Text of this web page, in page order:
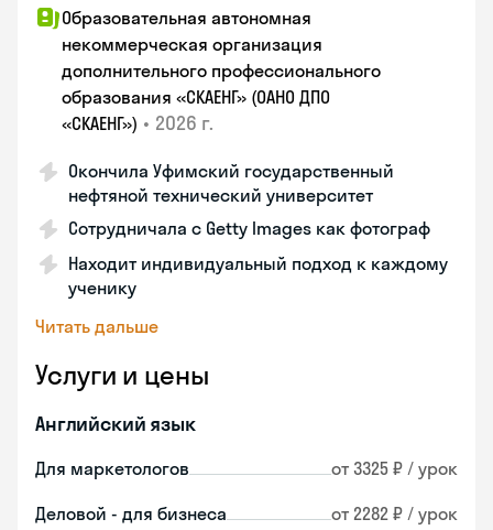
Образовательная автономная
некоммерческая организация
дополнительного профессионального
образования «СКАЕНГ» (ОАНО ДПО
«СКАЕНГ») • 2026 г.
Окончила Уфимский государственный
нефтяной технический университет
Сотрудничала с Getty Images как фотограф
Находит индивидуальный подход к каждому
ученику
Читать дальше
Услуги и цены
Английский язык
Для маркетологов от 3325 ₽ / урок
Деловой - для бизнеса от 2282 ₽ / урок